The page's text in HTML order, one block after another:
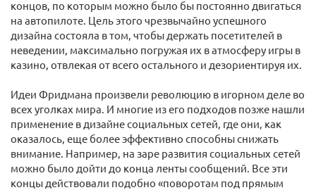
концов, по которым можно было бы постоянно двигаться
на автопилоте. Цель этого чрезвычайно успешного
дизайна состояла в том, чтобы держать посетителей в
неведении, максимально погружая их в атмосферу игры в
казино, отвлекая от всего остального и дезориентируя их.
Идеи Фридмана произвели революцию в игорном деле во
всех уголках мира. И многие из его подходов позже нашли
применение в дизайне социальных сетей, где они, как
оказалось, еще более эффективно способны снижать
внимание. Например, на заре развития социальных сетей
можно было дойти до конца ленты сообщений. Все эти
концы действовали подобно «поворотам под прямым